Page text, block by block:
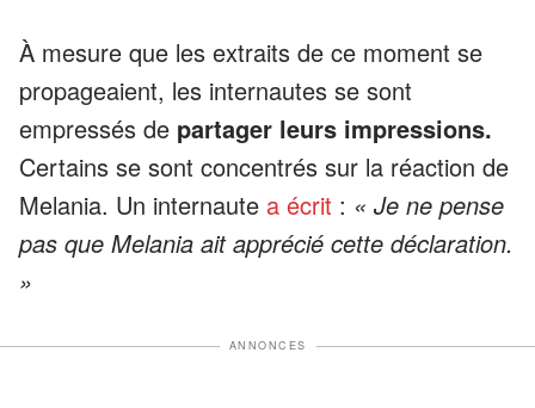
À mesure que les extraits de ce moment se
propageaient, les internautes se sont
empressés de partager leurs impressions.
Certains se sont concentrés sur la réaction de
Melania. Un internaute a écrit : « Je ne pense
pas que Melania ait apprécié cette déclaration.
»
ANNONCES